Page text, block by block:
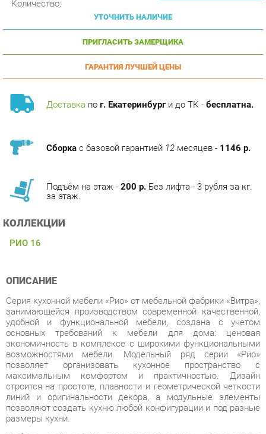
ПРИГЛАСИТЬ ЗАМЕРЩИКА
ГАРАНТИЯ ЛУЧШЕЙ ЦЕНЫ
Доставкапог. Екатеринбурги до ТК -бесплатна.
КОЛЛЕКЦИИ
ОПИСАНИЕ
занимающейся производством современной качественной,
удобной и функциональной мебели, создана с учетом
основных требований к мебели для дома: ценовая
экономичность в комплексе с широкими функциональными
возможностями мебели. Модельный ряд серии «Рио»
позволяет организовать кухонное пространство с
максимальным комфортом и практичностью. Дизайн
строится на простоте, плавности и геометрической четкости
линий и оригинальности декора, а модульные элементы
позволяют создать кухню любой конфигурации и под разные
размеры кухни.
Мебель этой серии многофункциональна, эргономична,
удобна, проста и долговечна в процессе эксплуатации
(покрытие материалов обеспечивает защиту от истирания,